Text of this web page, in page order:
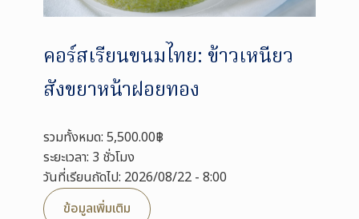
คอร์สเรียนขนมไทย: ข้าวเหนียว
สังขยาหน้าฝอยทอง
รวมทั้งหมด: 5,500.00฿
ระยะเวลา: 3 ชั่วโมง
วันที่เรียนถัดไป: 2026/08/22 - 8:00
ข้อมูลเพิ่มเติม